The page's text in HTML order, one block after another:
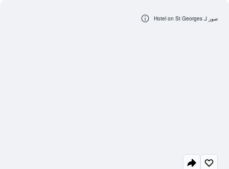
صور لـ Hotel on St Georges